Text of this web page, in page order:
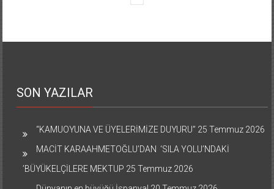
SON YAZILAR
“KAMUOYUNA VE ÜYELERİMİZE DUYURU” 25 Temmuz 2026
MACİT KARAAHMETOĞLU’DAN ‘SILA YOLU’NDAKİ
’BÜYÜKELÇİLERE MEKTUP 25 Temmuz 2026